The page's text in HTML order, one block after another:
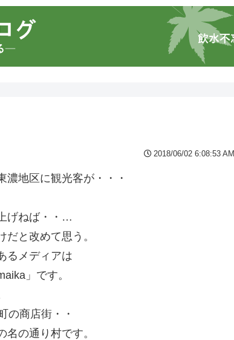
2018/06/02 6:08:53 AM
濃地区に観光客が・・・
げねば・・…
と改めて思う。
るメディアは
」です。
の商店街・・
の通り村です。